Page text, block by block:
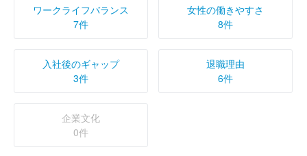
ワークライフバランス
7件
女性の働きやすさ
8件
入社後のギャップ
3件
退職理由
6件
企業文化
0件